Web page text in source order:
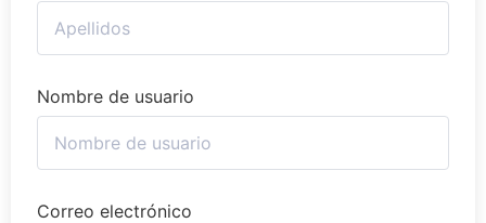
Nombre de usuario
Correo electrónico